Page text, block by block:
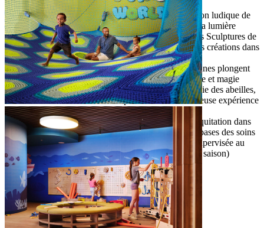
Rainbow Science Experiment : une combinaison ludique de
science et de magie, explorant les couleurs de la lumière
Sculptures de sable : inspirés par le Festival des Sculptures de
Sable de Rab, les enfants réalisent leurs propres créations dans
le sable
La Légende de Kalifront et Draga : les plus jeunes plongent
dans les contes mythiques de l'île, entre courage et magie
Bee Keeper's Talk : les enfants découvrent la vie des abeilles,
leur rôle dans la nature et profitent d'une délicieuse expérience
de dégustation de miel
Expérience d'équitation : initiation guidée à l'équitation dans
le cadre de laquelle les enfants apprennent les bases des soins
aux chevaux et profitent d'une courte balade supervisée au
ranch de Soline (une fois par semaine en haute saison)